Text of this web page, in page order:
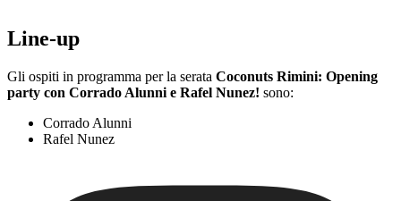
Line-up
Gli ospiti in programma per la serata Coconuts Rimini: Opening
party con Corrado Alunni e Rafel Nunez! sono:
Corrado Alunni
Rafel Nunez